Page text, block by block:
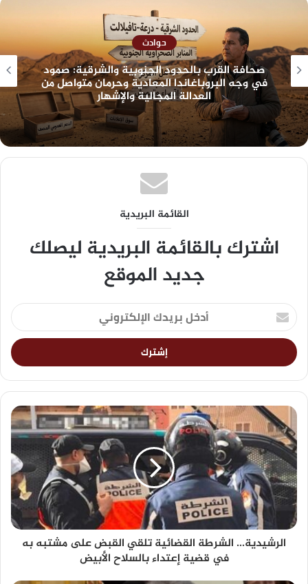
حوادث
صحافة القرب بالحدود الجنوبية والشرقية: صمود
في وجه البروباغاندا المعادية وحرمان متواصل من
العدالة المجالية والإشهار
القائمة البريدية
اشترك بالقائمة البريدية ليصلك
جديد الموقع
الرشيدية... الشرطة القضائية تلقي القبض على مشتبه به
في قضية إعتداء بالسلاح الأبيض